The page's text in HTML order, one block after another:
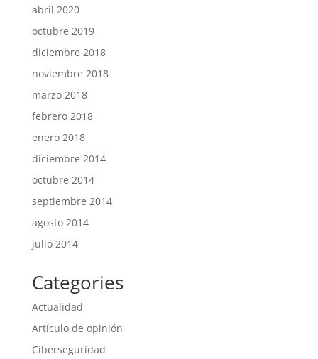
abril 2020
octubre 2019
diciembre 2018
noviembre 2018
marzo 2018
febrero 2018
enero 2018
diciembre 2014
octubre 2014
septiembre 2014
agosto 2014
julio 2014
Categories
Actualidad
Artículo de opinión
Ciberseguridad